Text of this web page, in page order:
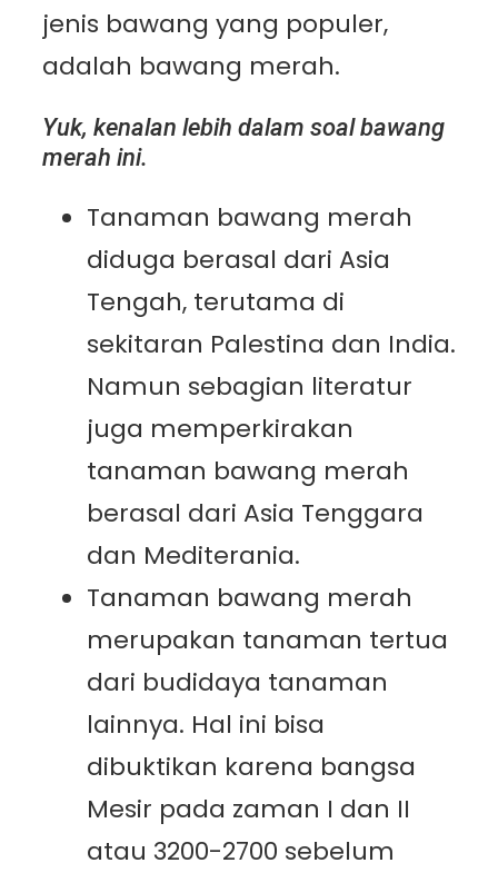
jenis bawang yang populer,
adalah bawang merah.
Yuk, kenalan lebih dalam soal bawang
merah ini.
Tanaman bawang merah
diduga berasal dari Asia
Tengah, terutama di
sekitaran Palestina dan India.
Namun sebagian literatur
juga memperkirakan
tanaman bawang merah
berasal dari Asia Tenggara
dan Mediterania.
Tanaman bawang merah
merupakan tanaman tertua
dari budidaya tanaman
lainnya. Hal ini bisa
dibuktikan karena bangsa
Mesir pada zaman I dan II
atau 3200-2700 sebelum